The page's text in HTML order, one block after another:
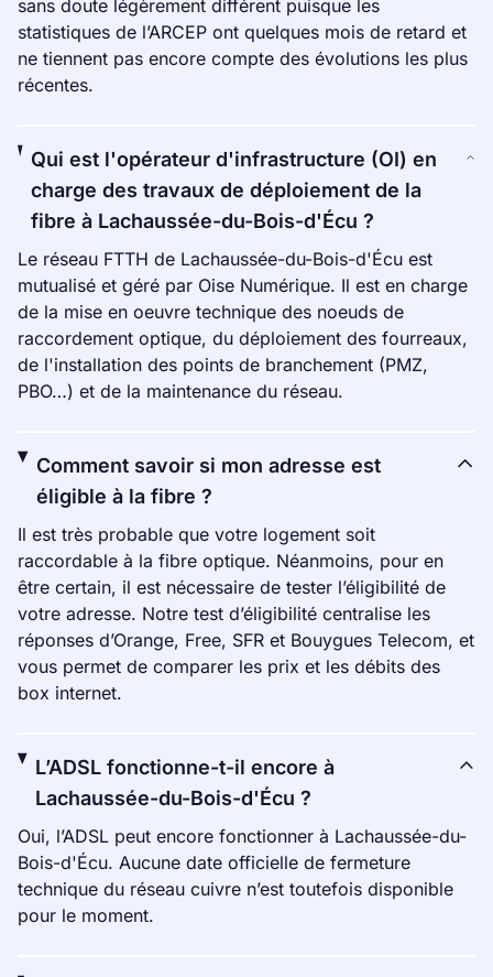
sans doute légèrement différent puisque les
statistiques de l’ARCEP ont quelques mois de retard et
ne tiennent pas encore compte des évolutions les plus
récentes.
Qui est l'opérateur d'infrastructure (OI) en
charge des travaux de déploiement de la
fibre à Lachaussée-du-Bois-d'Écu ?
Le réseau FTTH de Lachaussée-du-Bois-d'Écu est
mutualisé et géré par Oise Numérique. Il est en charge
de la mise en oeuvre technique des noeuds de
raccordement optique, du déploiement des fourreaux,
de l'installation des points de branchement (PMZ,
PBO…) et de la maintenance du réseau.
Comment savoir si mon adresse est
éligible à la fibre ?
Il est très probable que votre logement soit
raccordable à la fibre optique. Néanmoins, pour en
être certain, il est nécessaire de tester l’éligibilité de
votre adresse. Notre test d’éligibilité centralise les
réponses d’Orange, Free, SFR et Bouygues Telecom, et
vous permet de comparer les prix et les débits des
box internet.
L’ADSL fonctionne-t-il encore à
Lachaussée-du-Bois-d'Écu ?
Oui, l’ADSL peut encore fonctionner à Lachaussée-du-
Bois-d'Écu. Aucune date officielle de fermeture
technique du réseau cuivre n’est toutefois disponible
pour le moment.